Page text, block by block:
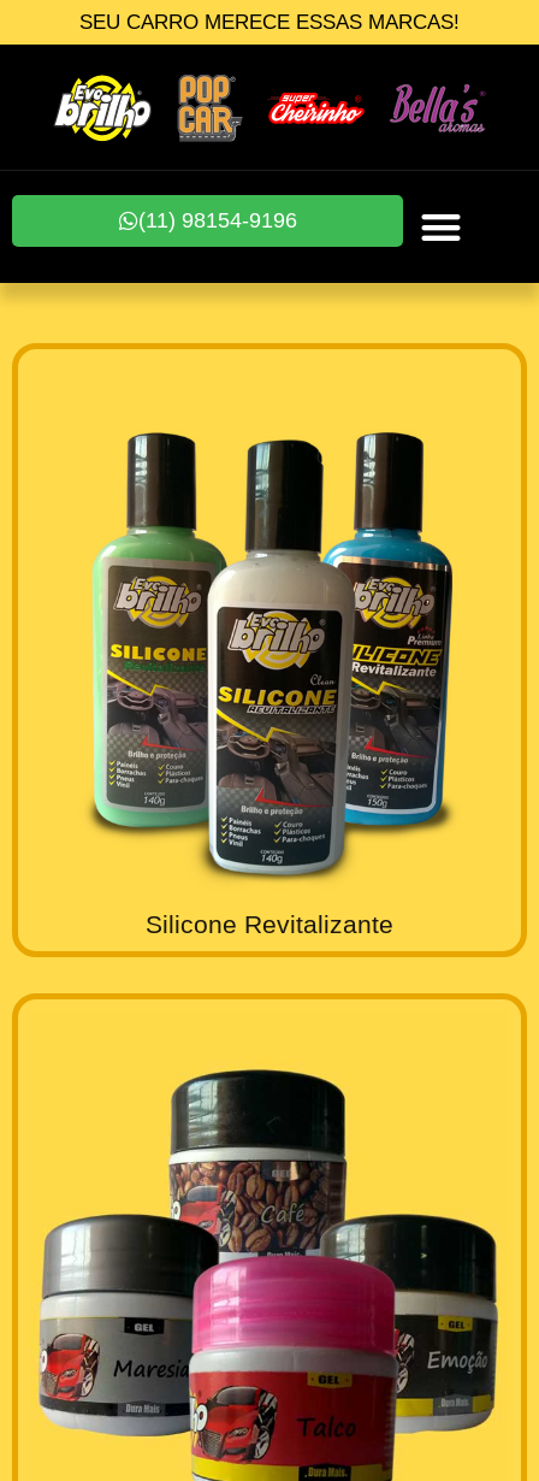
SEU CARRO MERECE ESSAS MARCAS!
(11) 98154-9196
Silicone Revitalizante